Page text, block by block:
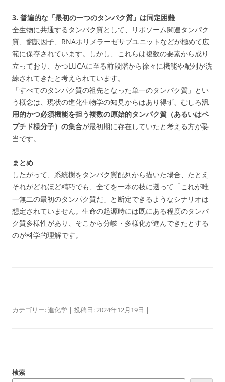
3. 普遍的な「最初の一つのタンパク質」は同定困難
全生物に共通するタンパク質として、リボソーム関連タンパク
質、翻訳因子、RNAポリメラーゼサブユニットなどが極めて広
範に保存されています。しかし、これらは複数の要素から成り
立っており、かつLUCAに至る前段階から徐々に機能や配列が洗
練されてきたと考えられています。
「すべてのタンパク質の祖先となった単一のタンパク質」とい
う概念は、現状の進化生物学の知見からはあり得ず、むしろ汎
用的かつ必須機能を担う複数の原始的タンパク質（あるいはペ
プチド様分子）の集合が最初期に存在していたと考える方が妥
当です。
まとめ
したがって、系統樹をタンパク質配列から描いた場合、たとえ
それがどれほど精巧でも、全てを一本の枝に遡って「これが唯
一無二の最初のタンパク質だ」と断定できるようなシナリオは
想定されていません。生命の起源時には既にある程度のタンパ
ク質多様性があり、そこから分岐・多様化が進んできたとする
のが科学的理解です。
カテゴリー:進化学 | 投稿日:2024年12月19日 |
検索